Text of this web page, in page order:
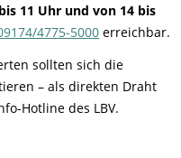
11 Uhr und von 14 bis
4775-5000 erreichbar.
sollten sich die
– als direkten Draht
Hotline des LBV.